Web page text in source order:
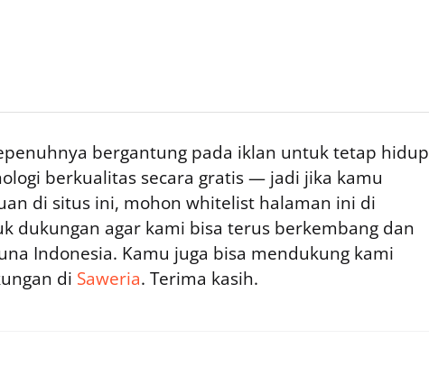
bergantung pada iklan untuk tetap hidup
berkualitas secara gratis — jadi jika kamu
di situs ini, mohon whitelist halaman ini di
dukungan agar kami bisa terus berkembang dan
Indonesia. Kamu juga bisa mendukung kami
di Saweria. Terima kasih.